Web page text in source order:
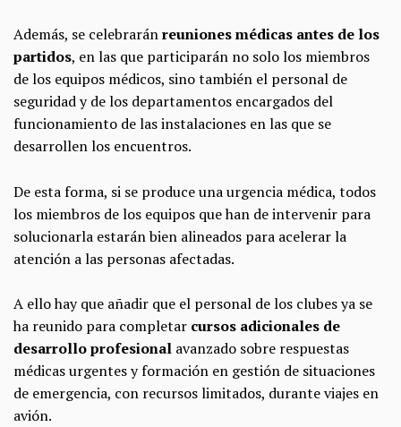
Además, se celebraránreuniones médicas antes de los
partidos, en las que participarán no solo los miembros
de los equipos médicos, sino también el personal de
seguridad y de los departamentos encargados del
funcionamiento de las instalaciones en las que se
desarrollen los encuentros.
De esta forma, si se produce una urgencia médica, todos
los miembros de los equipos que han de intervenir para
solucionarla estarán bien alineados para acelerar la
atención a las personas afectadas.
A ello hay que añadir que el personal de los clubes ya se
ha reunido para completar cursos adicionales de
desarrollo profesional avanzado sobre respuestas
médicas urgentes y formación en gestión de situaciones
de emergencia, con recursos limitados, durante viajes en
avión.